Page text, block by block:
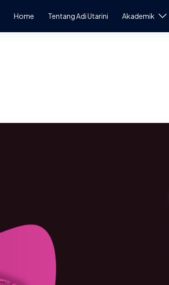
Home Tentang Adi Utarini Akademik